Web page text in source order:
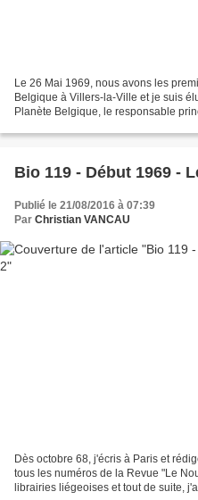
Le 26 Mai 1969, nous avons les
Belgique à Villers-la-Ville et je suis
Planète Belgique, le responsable
Bio 119 - Début 1969 -
Publié le 21/08/2016 à 07:39
Par Christian VANCAU
Dès octobre 68, j'écris à Paris et
tous les numéros de la Revue "Le
librairies liégeoises et tout de suite,